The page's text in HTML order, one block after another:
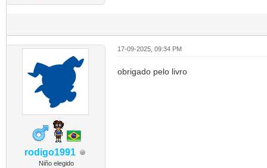
rodigo1991
Niño elegido
17-09-2025, 09:34 PM
obrigado pelo livro